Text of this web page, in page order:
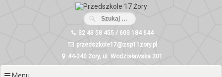
32 43 58 455 / 603 184 644
przedszkole17@zsp11zory.pl
44-240 Żory, ul. Wodzisławska 201